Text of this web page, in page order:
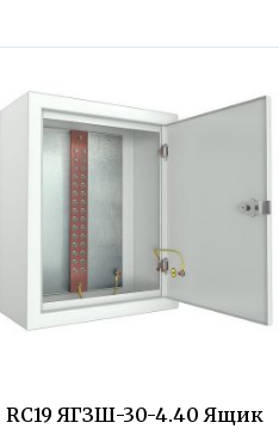
RC19 ЯГЗШ-30-4.40 Ящик